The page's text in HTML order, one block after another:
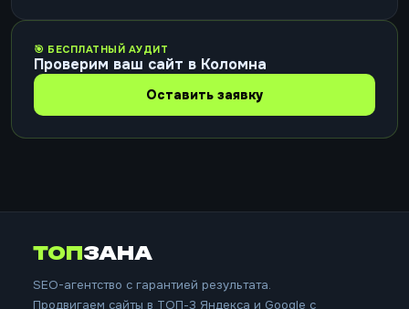
🎯 БЕСПЛАТНЫЙ АУДИТ
Проверим ваш сайт в Коломна
Оставить заявку
ТОПЗАНА
SEO-агентство с гарантией результата.
Продвигаем сайты в ТОП-3 Яндекса и Google с